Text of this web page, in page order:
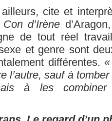
cite et
d’Irène
de tout réel
et genre sont
différentes.
l’autre, sauf à
à les combiner